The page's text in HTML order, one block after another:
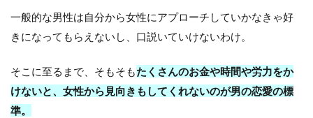
一般的な男性は自分から女性にアプローチしていかなきゃ好
きになってもらえないし、口説いていけないわけ。
そこに至るまで、そもそもたくさんのお金や時間や労力をか
けないと、女性から見向きもしてくれないのが男の恋愛の標
準。